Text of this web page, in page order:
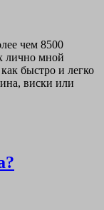
чем 8500
лично мной
быстро и легко
виски или